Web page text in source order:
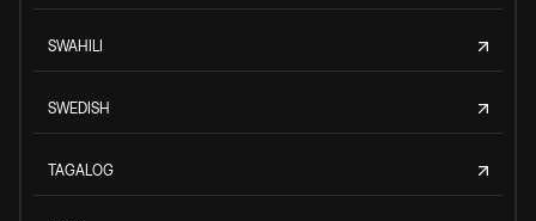
SWAHILI
SWEDISH
TAGALOG